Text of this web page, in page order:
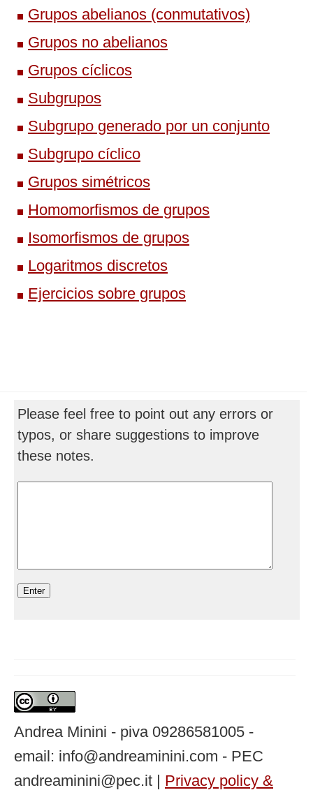
Grupos abelianos (conmutativos)
Grupos no abelianos
Grupos cíclicos
Subgrupos
Subgrupo generado por un conjunto
Subgrupo cíclico
Grupos simétricos
Homomorfismos de grupos
Isomorfismos de grupos
Logaritmos discretos
Ejercicios sobre grupos
Please feel free to point out any errors or
typos, or share suggestions to improve
these notes.
Andrea Minini - piva 09286581005 -
email: info@andreaminini.com - PEC
andreaminini@pec.it | Privacy policy &